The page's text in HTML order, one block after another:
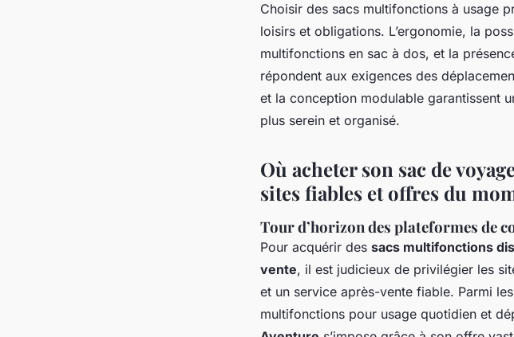
Choisir des sacs multifonctions à usage
loisirs et obligations. L’ergonomie, la
multifonctions en sac à dos, et la
répondent aux exigences des
et la conception modulable garantissent
plus serein et organisé.
Où acheter son sac de
sites fiables et offres du
Tour d’horizon des plateformes de
Pour acquérir des sacs multifonctions
vente, il est judicieux de privilégier les
et un service après-vente fiable. Parmi
multifonctions pour usage quotidien et